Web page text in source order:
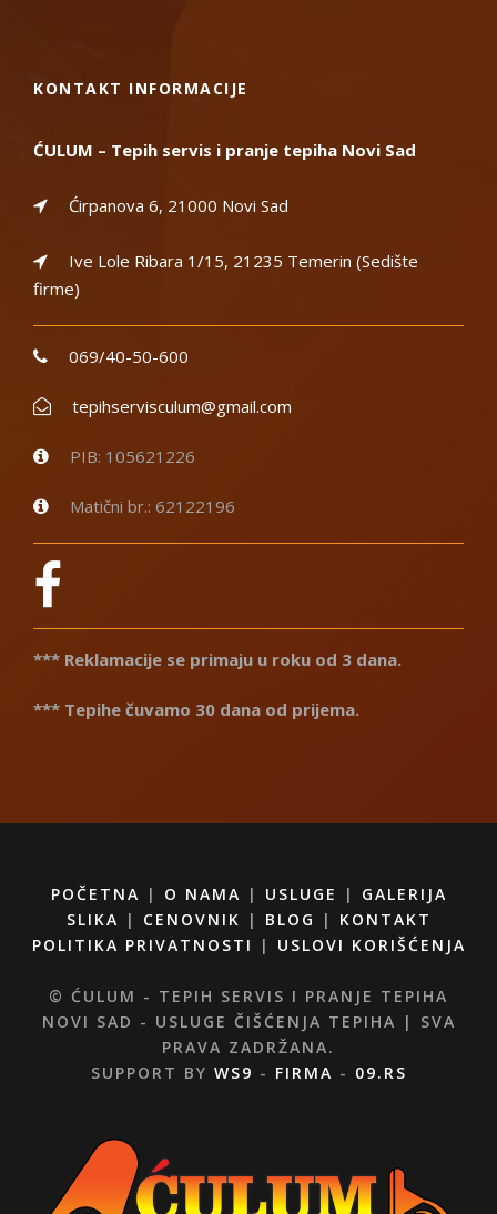
KONTAKT INFORMACIJE
ĆULUM – Tepih servis i pranje tepiha Novi Sad
Ćirpanova 6, 21000 Novi Sad
Ive Lole Ribara 1/15, 21235 Temerin (Sedište
firme)
069/40-50-600
tepihservisculum@gmail.com
PIB: 105621226
Matični br.: 62122196
*** Reklamacije se primaju u roku od 3 dana.
*** Tepihe čuvamo 30 dana od prijema.
POČETNA | O NAMA | USLUGE | GALERIJA
SLIKA | CENOVNIK | BLOG | KONTAKT
POLITIKA PRIVATNOSTI
| USLOVI KORIŠĆENJA
© ĆULUM - TEPIH SERVIS I PRANJE TEPIHA
NOVI SAD - USLUGE ČIŠĆENJA TEPIHA | SVA
PRAVA ZADRŽANA.
SUPPORT BY WS9 - FIRMA - 09.RS